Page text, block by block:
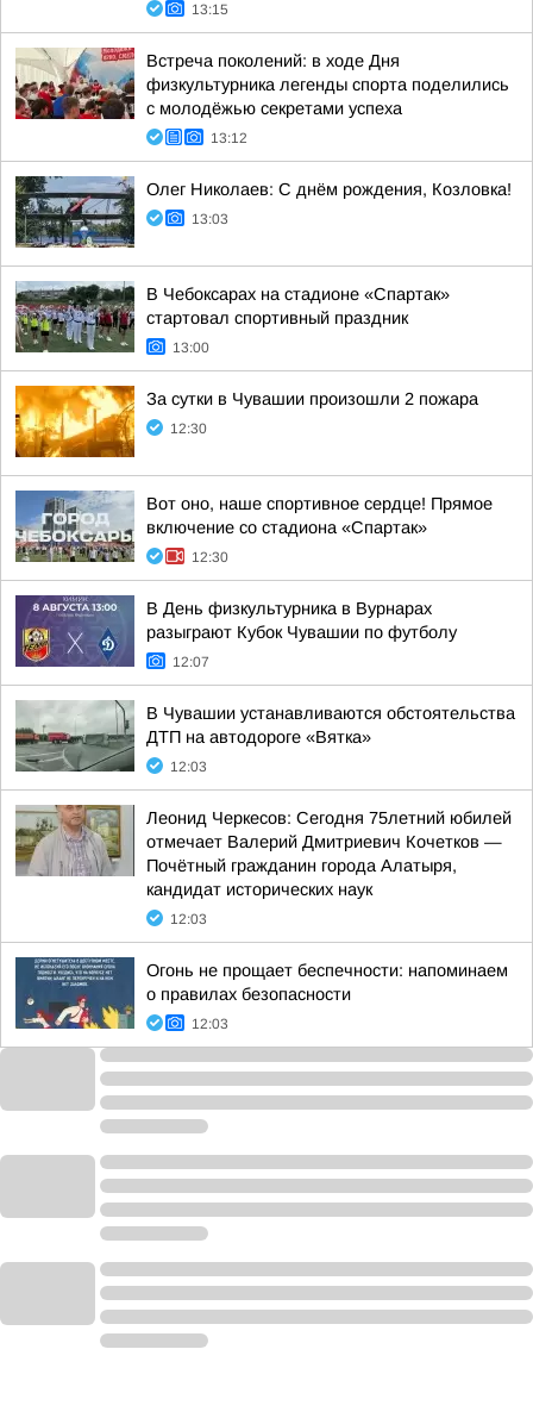
13:15
Встреча поколений: в ходе Дня
физкультурника легенды спорта поделились
с молодёжью секретами успеха
13:12
Олег Николаев: С днём рождения, Козловка!
13:03
В Чебоксарах на стадионе «Спартак»
стартовал спортивный праздник
13:00
За сутки в Чувашии произошли 2 пожара
12:30
Вот оно, наше спортивное сердце! Прямое
включение со стадиона «Спартак»
12:30
В День физкультурника в Вурнарах
разыграют Кубок Чувашии по футболу
12:07
В Чувашии устанавливаются обстоятельства
ДТП на автодороге «Вятка»
12:03
Леонид Черкесов: Сегодня 75летний юбилей
отмечает Валерий Дмитриевич Кочетков —
Почётный гражданин города Алатыря,
кандидат исторических наук
12:03
Огонь не прощает беспечности: напоминаем
о правилах безопасности
12:03